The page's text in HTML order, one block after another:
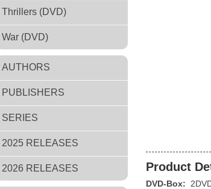
Thrillers (DVD)
War (DVD)
AUTHORS
PUBLISHERS
SERIES
2025 RELEASES
2026 RELEASES Product
DVD-Box: